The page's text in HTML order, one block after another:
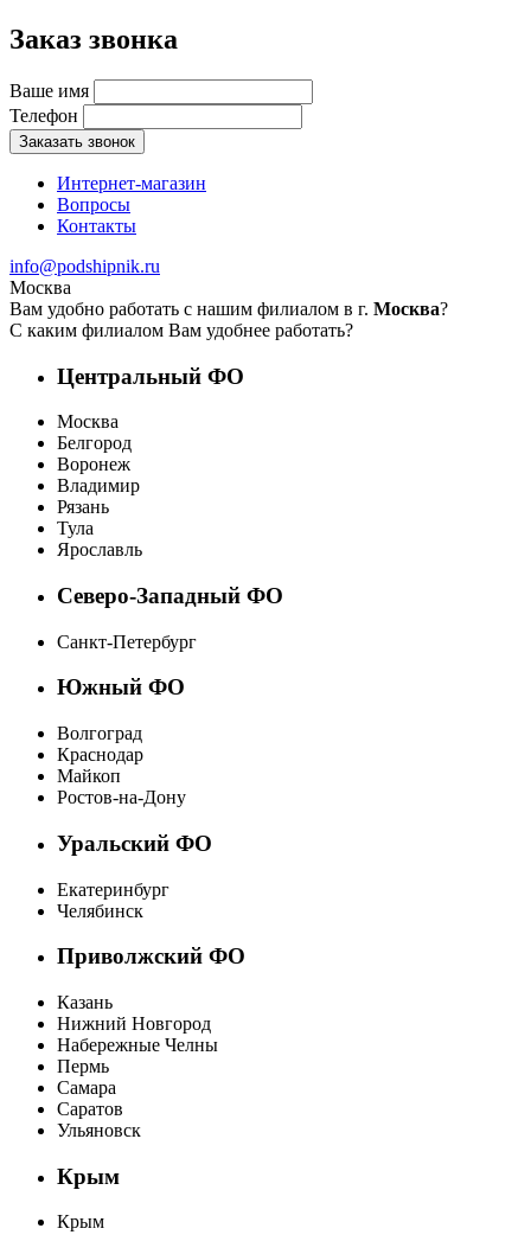
Заказ звонка
Ваше имя
Телефон
Заказать звонок
Интернет-магазин
Вопросы
Контакты
info@podshipnik.ru
Москва
Вам удобно работать с нашим филиалом в г. Москва?
С каким филиалом Вам удобнее работать?
Центральный ФО
Москва
Белгород
Воронеж
Владимир
Рязань
Тула
Ярославль
Северо-Западный ФО
Санкт-Петербург
Южный ФО
Волгоград
Краснодар
Майкоп
Ростов-на-Дону
Уральский ФО
Екатеринбург
Челябинск
Приволжский ФО
Казань
Нижний Новгород
Набережные Челны
Пермь
Самара
Саратов
Ульяновск
Крым
Крым